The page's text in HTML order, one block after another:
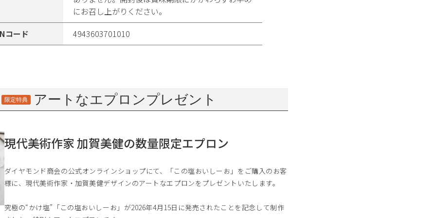
にお召し上がりください。
コード
4943603701010
限定特典 アートなエプロンプレゼント
現代美術作家 加賀美健の数量限定エプロン
ダイヤモンド商会の公式オンラインショップにて、「この塩おいしーお」をご購入のお客
様に、現代美術作家・加賀美健デザインのアートなエプロンをプレゼントいたします。
究極の“かけ塩”「この塩おいしーお」が2026年4月15日に発売されたことを記念して制作